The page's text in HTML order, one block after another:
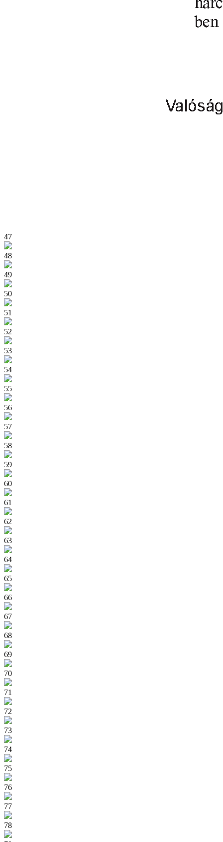
47
48
49
50
51
52
53
54
55
56
57
58
59
60
61
62
63
64
65
66
67
68
69
70
71
72
73
74
75
76
77
78